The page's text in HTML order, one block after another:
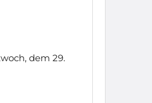
dem 29.